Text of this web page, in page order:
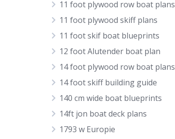
11 foot plywood row boat plans
11 foot plywood skiff plans
11 foot skif boat blueprints
12 foot Alutender boat plan
14 foot plywood row boat plans
14 foot skiff building guide
140 cm wide boat blueprints
14ft jon boat deck plans
1793 w Europie